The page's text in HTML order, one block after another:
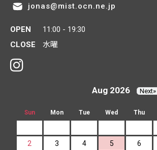
jonas@mist.ocn.ne.jp
OPEN
11:00 - 19:30
CLOSE
水曜
Aug 2026 Next»
Sun Mon Tue Wed Thu
2
3 4 5 6